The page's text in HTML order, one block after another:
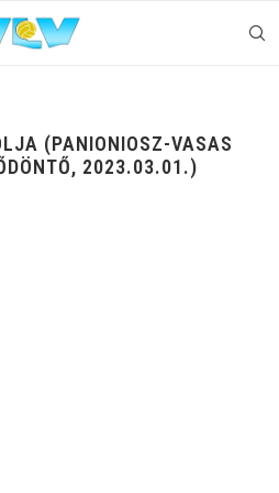
(PANIONIOSZ-VASAS
2023.03.01.)